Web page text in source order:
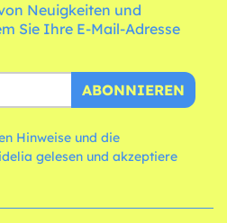
Neuigkeiten und
Sie Ihre E-Mail-Adresse
ABONNIEREN
Hinweise und die